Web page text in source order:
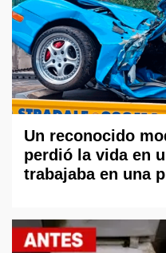
Un reconocido
perdió la vida en
trabajaba en una